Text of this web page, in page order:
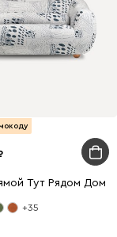
Тут Рядом Дом
+35